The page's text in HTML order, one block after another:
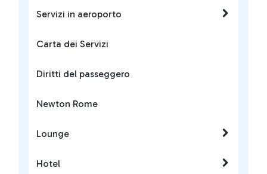
Servizi in aeroporto
Carta dei Servizi
Diritti del passeggero
Newton Rome
Lounge
Hotel